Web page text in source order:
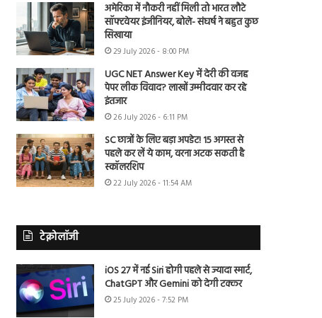
अमेरिका में नौकरी नहीं मिली तो भारत लौटे
सॉफ्टवेयर इंजीनियर, बोले- संघर्ष ने बहुत कुछ
सिखाया
29 July 2026 - 8:00 PM
UGC NET Answer Key में देरी की वजह
पेपर लीक विवाद? लाखों उम्मीदवार कर रहे
इंतजार
26 July 2026 - 6:11 PM
SC छात्रों के लिए बड़ा अपडेट! 15 अगस्त से
पहले कर लें ये काम, वरना अटक सकती है
स्कॉलरशिप
22 July 2026 - 11:54 AM
टेक्नोलॉजी
iOS 27 में नई Siri होगी पहले से ज्यादा स्मार्ट,
ChatGPT और Gemini को देगी टक्कर
25 July 2026 - 7:52 PM